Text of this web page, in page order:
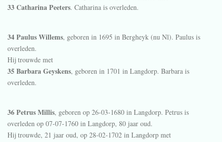
33 Catharina Peeters. Catharina is overleden.
34 Paulus Willems, geboren in 1695 in Bergheyk (nu Nl). Paulus is
overleden.
Hij trouwde met
35 Barbara Geyskens, geboren in 1701 in Langdorp. Barbara is
overleden.
36 Petrus Millis, geboren op 26-03-1680 in Langdorp. Petrus is
overleden op 07-07-1760 in Langdorp, 80 jaar oud.
Hij trouwde, 21 jaar oud, op 28-02-1702 in Langdorp met